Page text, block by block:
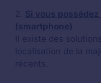
2. Si vous
(smartphone)
Il existe des
localisation de la
récents.